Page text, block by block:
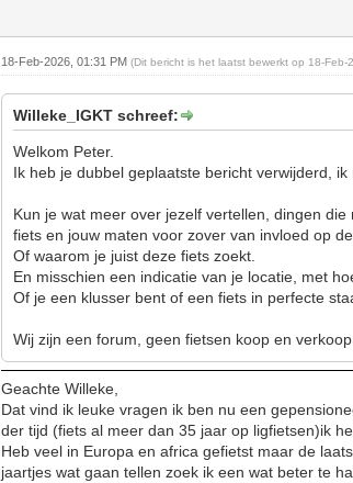
18-Feb-2026, 01:31 PM(Dit bericht is het laatst bewerkt op 18-
Willeke_IGKT schreef:
Welkom Peter.
Ik heb je dubbel geplaatste bericht verwijderd,
Kun je wat meer over jezelf vertellen, dingen
fiets en jouw maten voor zover van invloed op de
Of waarom je juist deze fiets zoekt.
En misschien een indicatie van je locatie, met
Of je een klusser bent of een fiets in perfecte
Wij zijn een forum, geen fietsen koop en
Geachte Willeke,
Dat vind ik leuke vragen ik ben nu een
der tijd (fiets al meer dan 35 jaar op ligfietsen)ik
Heb veel in Europa en africa gefietst maar de
jaartjes wat gaan tellen zoek ik een wat beter te